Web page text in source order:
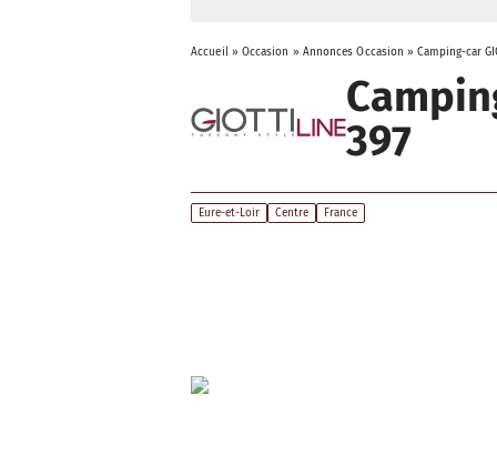
Accueil» Occasion » Annonces Occasion »Camping-car
397
Eure-et-Loir Centre France